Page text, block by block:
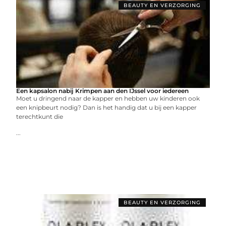
BEAUTY EN VERZORGING
Een kapsalon nabij Krimpen aan den IJssel voor iedereen
Moet u dringend naar de kapper en hebben uw kinderen ook
een knipbeurt nodig? Dan is het handig dat u bij een kapper
terechtkunt die
...
BEAUTY EN VERZORGING